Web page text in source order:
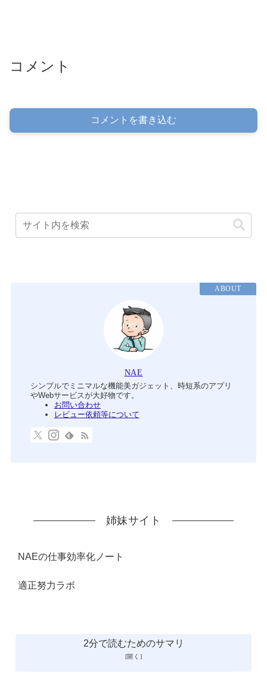
コメント
コメントを書き込む
ABOUT
NAE
シンプルでミニマルな機能美ガジェット、時短系のアプリ
やWebサービスが大好物です。
お問い合わせ
レビュー依頼等について
姉妹サイト
NAEの仕事効率化ノート
適正努力ラボ
2分で読むためのサマリ